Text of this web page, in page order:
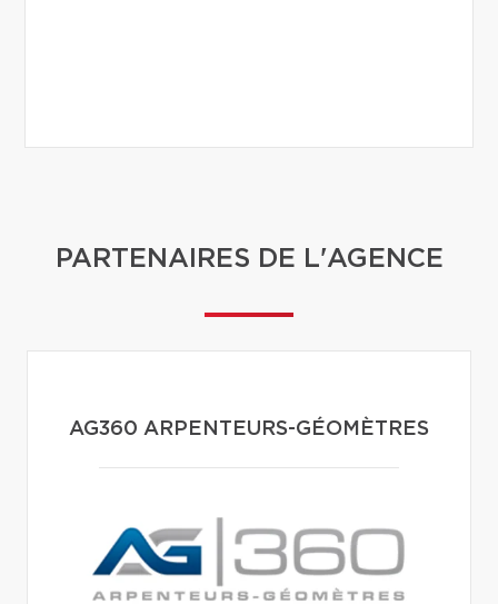
PARTENAIRES DE L'AGENCE
AG360 ARPENTEURS-GÉOMÈTRES